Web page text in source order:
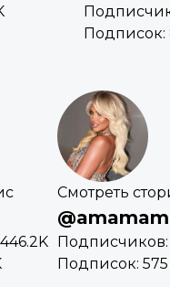
Подписок:
Смотреть
Подписчиков:
Подписок: 575